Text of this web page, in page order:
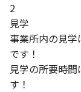
2
見学
事業所内の見
です！
見学の所要時
す！